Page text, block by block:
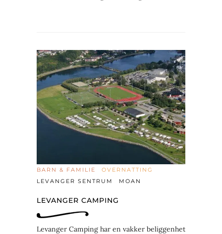
BARN & FAMILIE
OVERNATTING
LEVANGER SENTRUM
MOAN
LEVANGER CAMPING
Levanger Camping har en vakker beliggenhet